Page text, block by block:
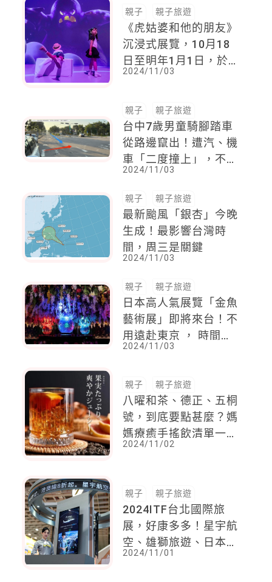
親子 親子旅遊
《虎姑婆和他的朋友》
沉浸式展覽，10月18
日至明年1月1日，於高
雄夢境現實展出
2024/11/03
親子 親子旅遊
台中7歲男童騎腳踏車
從路邊竄出！遭汽、機
車「二度撞上」，不治
身亡
2024/11/03
親子 親子旅遊
最新颱風「銀杏」今晚
生成！最影響台灣時
間，周三是關鍵
2024/11/03
親子 親子旅遊
日本高人氣展覽「金魚
藝術展」即將來台！不
用遠赴東京 ， 時間、
地點與價錢一次看
2024/11/03
親子 親子旅遊
八曜和茶、德正、五桐
號，到底要點甚麼？媽
媽療癒手搖飲清單一次
看
2024/11/02
親子 親子旅遊
2024ITF台北國際旅
展，好康多多！星宇航
空、雄獅旅遊、日本
館、韓國館都超多優惠
2024/11/01